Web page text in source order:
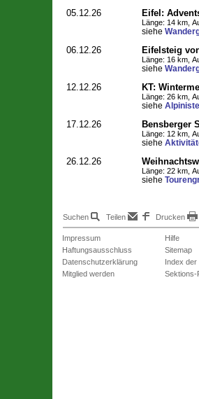
05.12.26 Eifel:
Länge: 14 km,
siehe
06.12.26 Eifelsteig
Länge: 16 km,
siehe
12.12.26 KT:
Länge: 26 km,
siehe
17.12.26 Bensberger
Länge: 12 km,
siehe
26.12.26
Länge: 22 km,
siehe
Suchen Teilen Drucken
Impressum
Haftungsausschluss
Datenschutzerklärung
Mitglied werden
Hilfe
Sitemap
Index der
Sektions-